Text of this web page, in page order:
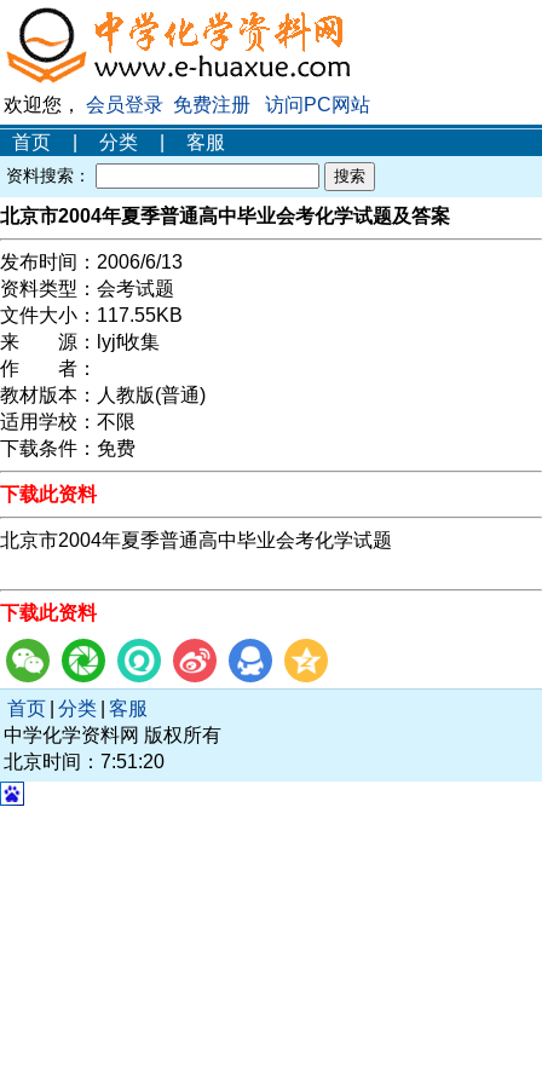
欢迎您， 会员登录 免费注册
访问PC网站
首页
分类 客服
资料搜索：
北京市2004年夏季普通高中毕业会考化学试题及答案
发布时间： 2006/6/13
资料类型： 会考试题
文件大小： 117.55KB
来 源：
lyjf收集
作 者：
教材版本： 人教版(普通)
适用学校： 不限
下载条件： 免费
下载此资料
北京市2004年夏季普通高中毕业会考化学试题
下载此资料
首页 分类 客服
中学化学资料网 版权所有
北京时间：7:51:20